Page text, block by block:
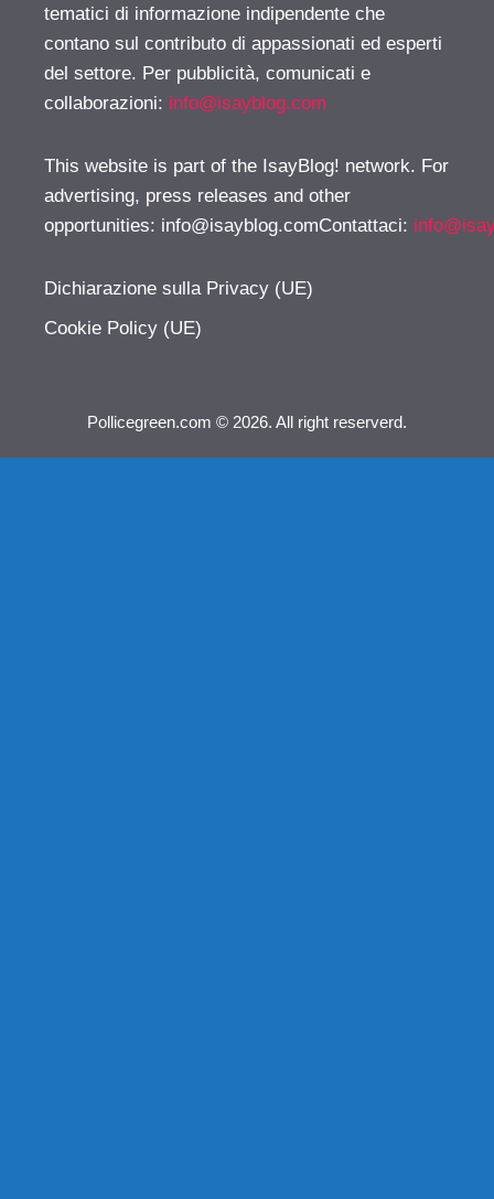
tematici di informazione indipendente che
contano sul contributo di appassionati ed esperti
del settore. Per pubblicità, comunicati e
collaborazioni: info@isayblog.com
This website is part of the IsayBlog! network. For
advertising, press releases and other
opportunities: info@isayblog.comContattaci:
Dichiarazione sulla Privacy (UE)
Cookie Policy (UE)
Pollicegreen.com © 2026. All right reserverd.